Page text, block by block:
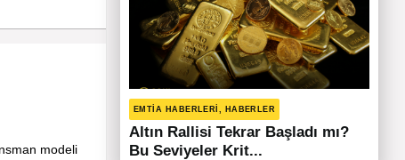
modeli
EMTIA HABERLERI, HABERLER
Altın Rallisi Tekrar Başladı mı?
Bu Seviyeler Krit...